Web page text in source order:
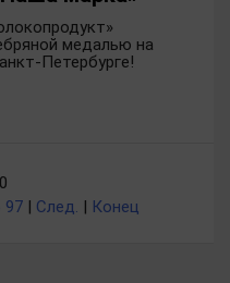
медалью на
Петербурге!
97 | След. | Конец